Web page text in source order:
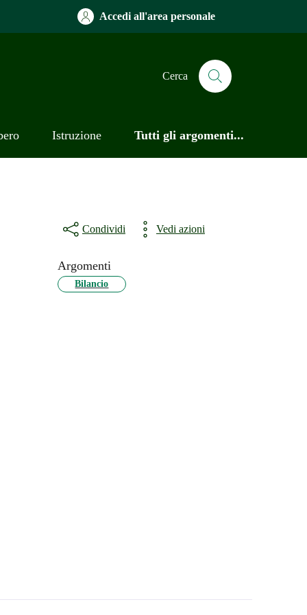
Accedi all'area personale
Cerca
Istruzione Tutti gli argomenti...
Condividi Vedi azioni
Argomenti
Bilancio